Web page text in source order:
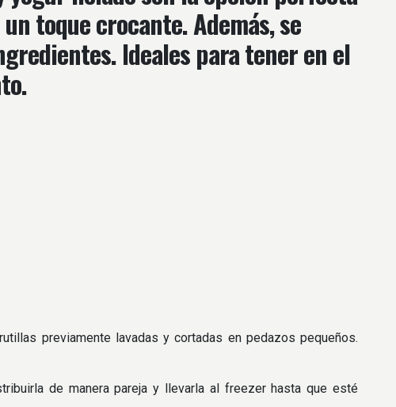
toque crocante. Además, se
Ideales para tener en el
previamente lavadas y cortadas en pedazos pequeños.
de manera pareja y llevarla al freezer hasta que esté